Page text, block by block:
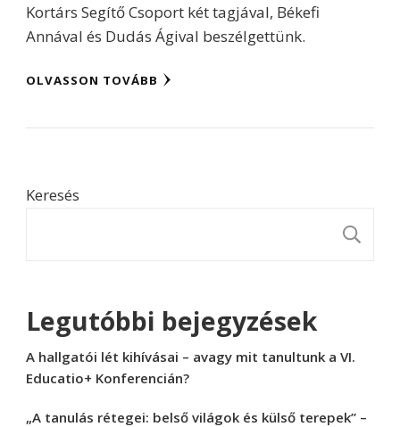
Kortárs Segítő Csoport két tagjával, Békefi
Annával és Dudás Ágival beszélgettünk.
OLVASSON TOVÁBB
Keresés
Legutóbbi bejegyzések
A hallgatói lét kihívásai – avagy mit tanultunk a VI.
Educatio+ Konferencián?
„A tanulás rétegei: belső világok és külső terepek” –